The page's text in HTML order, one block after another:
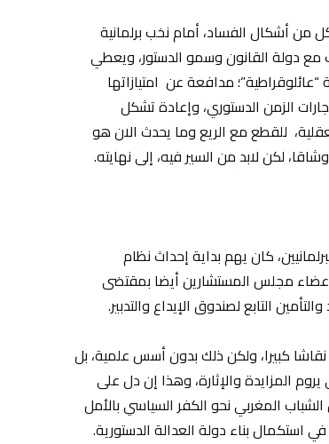
أشكال الفساد، أمام نخب برلمانية
مع دولة القانون وسمو الدستور، ويعطي
مدافعة عن امتيازاتها
الزمن الدستوري، وإعادة تشكل
للقطع مع الريع وما يحدث الان هو
لكن لابد من السير فيه، إلى نهايته.
البرلمانيين، كان يهم بداية إحداث نظام
مجلس المستشارين أيضا بمقتضى
كبيرا، ولكن ذلك بدون أسس علمية، بل
المزايدة والإثارة، وهذا إن دل على
المغربي نحو الكفر السياسي بالأمل
بناء دولة العدالة الدستورية.